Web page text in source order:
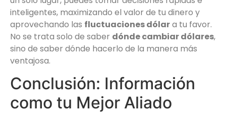
inteligentes, maximizando el valor de tu dinero y
aprovechando las fluctuaciones dólara tu favor.
No se trata solo de saber dónde cambiar dólares,
sino de saber dónde hacerlo de la manera más
ventajosa.
Conclusión: Información
como tu Mejor Aliado